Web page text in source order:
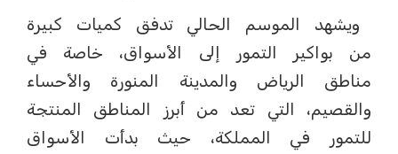
ويشهد الموسم الحالي تدفق كميات كبيرة
من بواكير التمور إلى الأسواق، خاصة في
مناطق الرياض والمدينة المنورة والأحساء
والقصيم، التي تعد من أبرز المناطق المنتجة
للتمور في المملكة، حيث بدأت الأسواق